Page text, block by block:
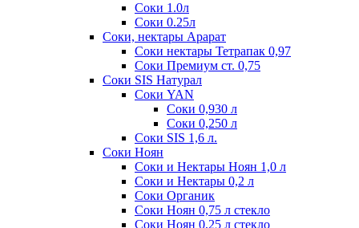
Соки 1.0л
Соки 0.25л
Соки, нектары Арарат
Соки нектары Тетрапак 0,97
Соки Премиум ст. 0,75
Соки SIS Натурал
Соки YAN
Соки 0,930 л
Соки 0,250 л
Соки SIS 1,6 л.
Соки Ноян
Соки и Нектары Ноян 1,0 л
Соки и Нектары 0,2 л
Соки Органик
Соки Ноян 0,75 л стекло
Соки Ноян 0,25 л стекло